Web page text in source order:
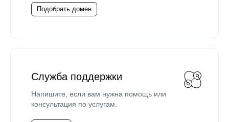
Подобрать домен
Служба поддержки
Напишите, если вам нужна помощь или
консультация по услугам.